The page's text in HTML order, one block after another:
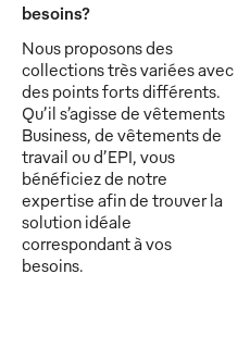
besoins?
Nous proposons des
collections très variées avec
des points forts différents.
Qu’il s’agisse de vêtements
Business, de vêtements de
travail ou d’EPI, vous
bénéficiez de notre
expertise afin de trouver la
solution idéale
correspondant à vos
besoins.